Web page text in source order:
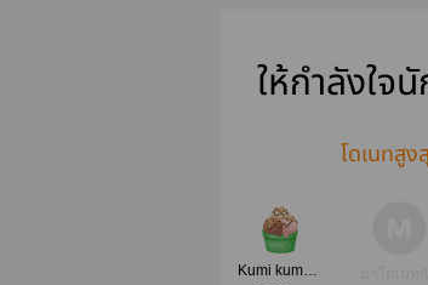
joey
ให้กำลังใจ
โดเนทสูง
Kumi​ kumu​ yy